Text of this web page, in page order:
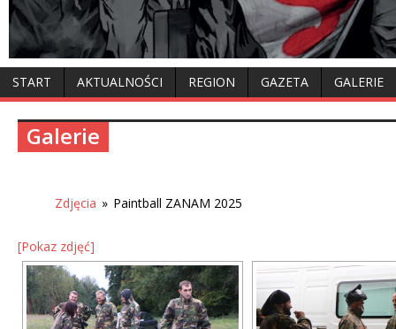
START AKTUALNOŚCI REGION GAZETA GALERIE
Galerie
Zdjęcia » Paintball ZANAM 2025
[Pokaz zdjęć]